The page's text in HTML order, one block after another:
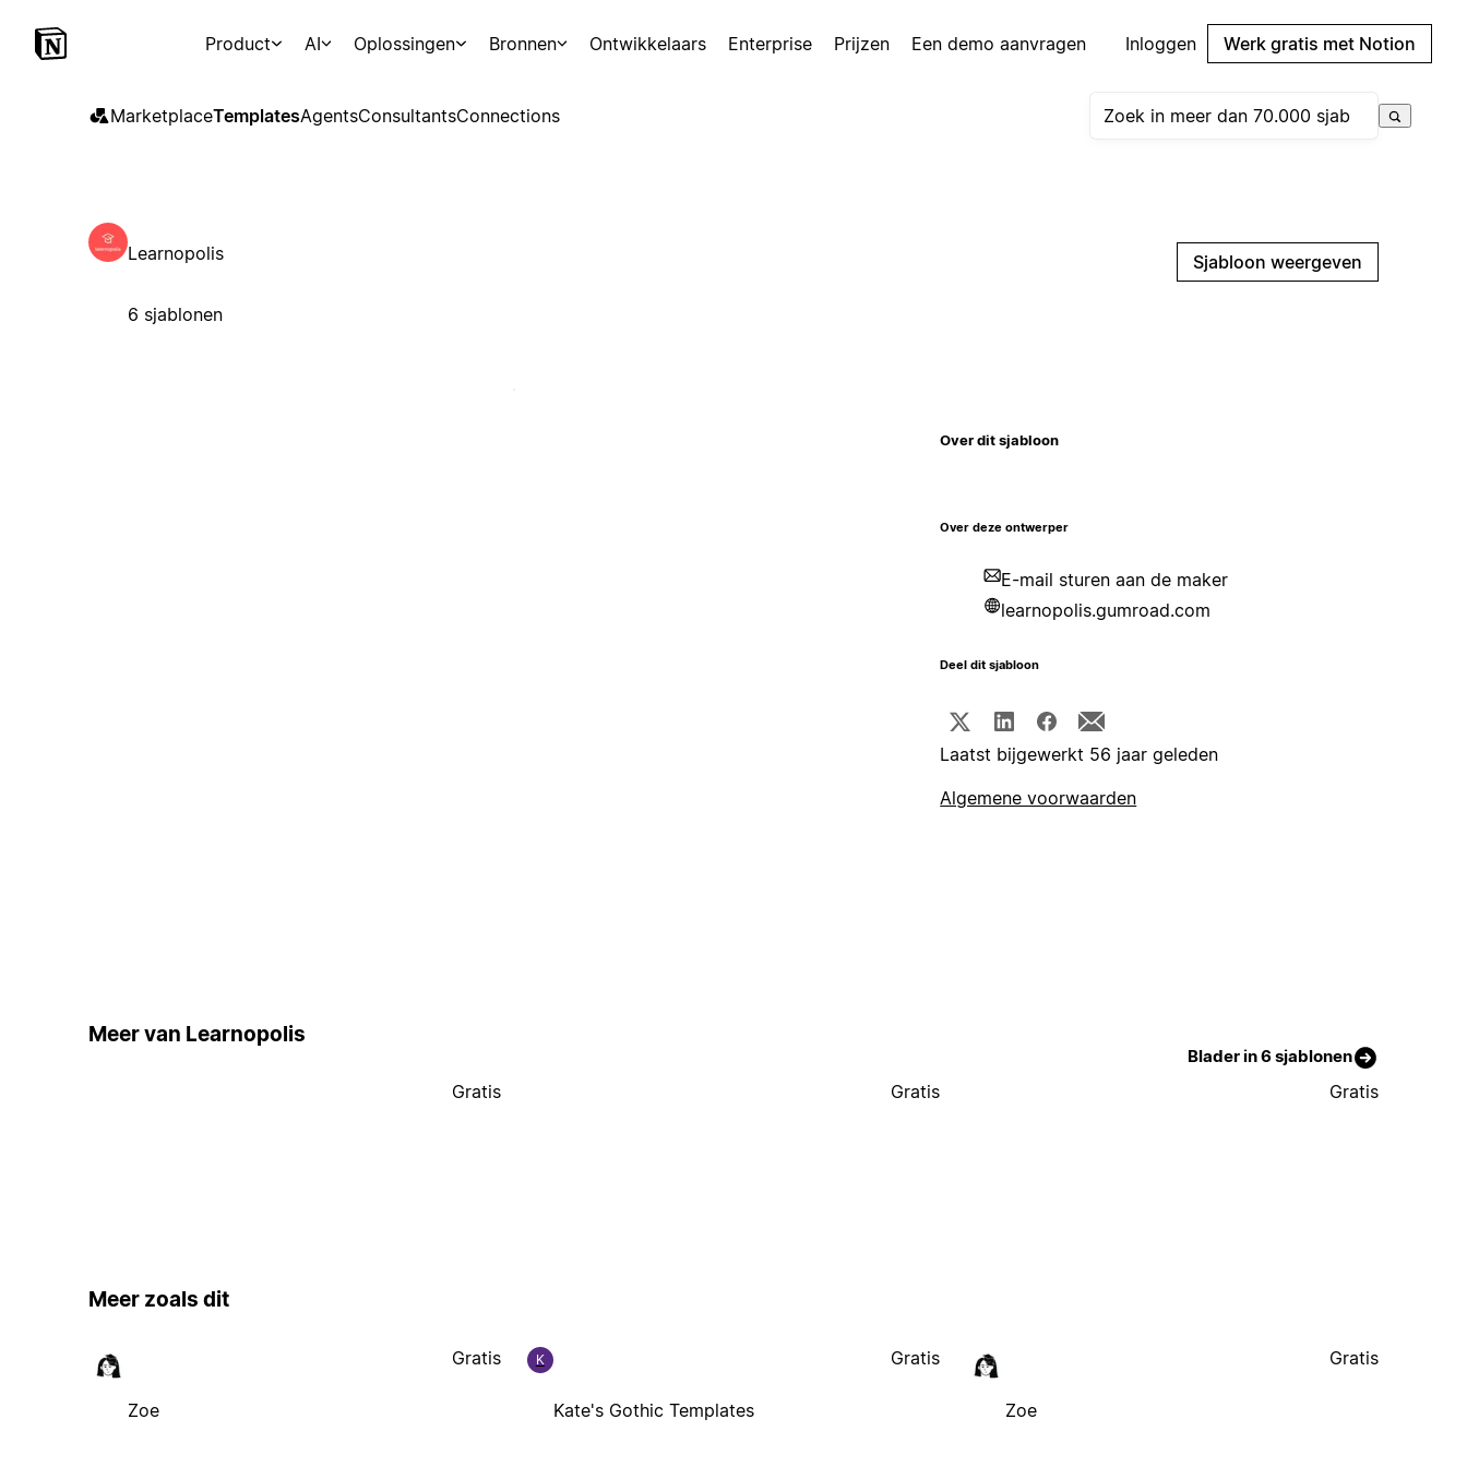
Product AI Oplossingen Bronnen Ontwikkelaars Enterprise Prijzen Een demo aanvragen Inloggen Werk gratis met Notion
MarketplaceTemplatesAgentsConsultantsConnections
Learnopolis
6 sjablonen
Sjabloon weergeven
Over dit sjabloon
Over deze ontwerper
E-mail sturen aan de maker
learnopolis.gumroad.com
Deel dit sjabloon
Laatst bijgewerkt 56 jaar geleden
Algemene voorwaarden
Meer van Learnopolis
Blader in 6 sjablonen
Gratis Gratis Gratis
Meer zoals dit
Zoe
Gratis K
Kate's Gothic Templates
Gratis
Zoe
Gratis